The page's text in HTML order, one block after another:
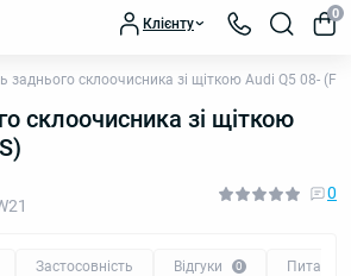
Клієнту
0
заднього склоочисника зі щіткою Audi Q5 08-
склоочисника зі щіткою
0
Застосовність Відгуки 0 Питання